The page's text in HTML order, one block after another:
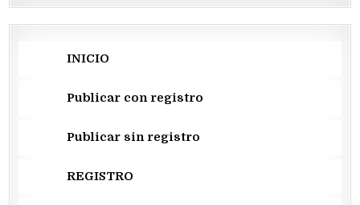
INICIO
Publicar con registro
Publicar sin registro
REGISTRO